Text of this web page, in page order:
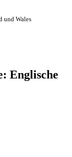
und Wales
Englische